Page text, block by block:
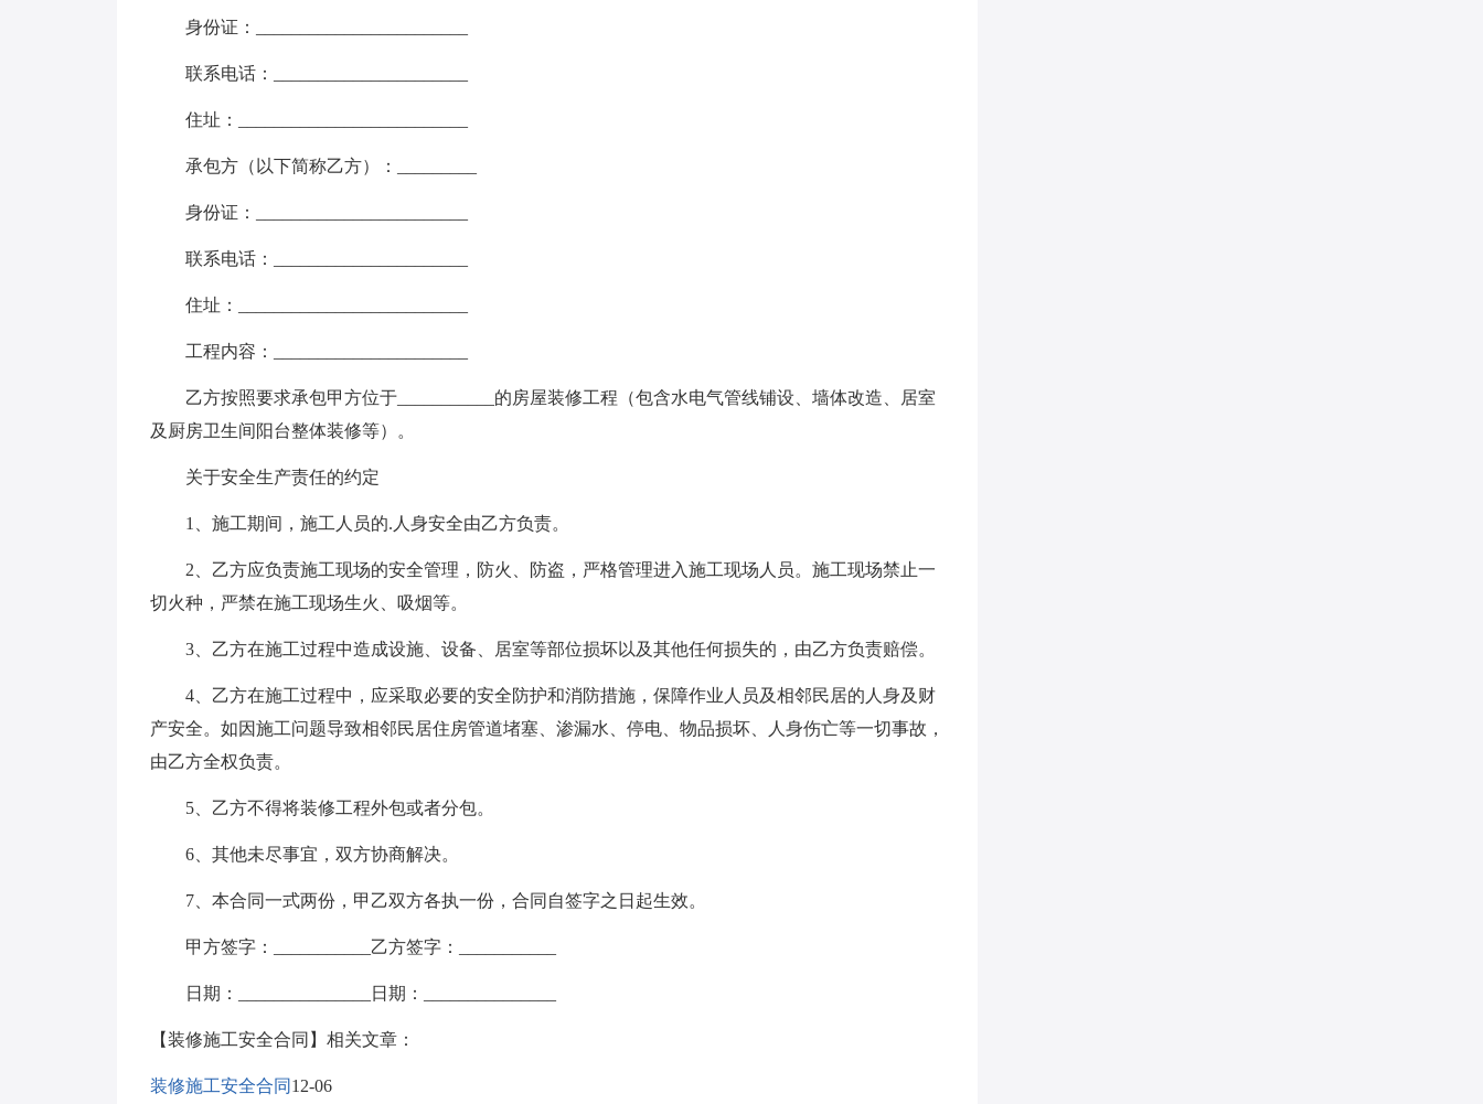
身份证：________________________
联系电话：______________________
住址：__________________________
承包方（以下简称乙方）：_________
身份证：________________________
联系电话：______________________
住址：__________________________
工程内容：______________________
乙方按照要求承包甲方位于___________的房屋装修工程（包含水电气管线铺设、墙体改造、居室
及厨房卫生间阳台整体装修等）。
关于安全生产责任的约定
1、施工期间，施工人员的.人身安全由乙方负责。
2、乙方应负责施工现场的安全管理，防火、防盗，严格管理进入施工现场人员。施工现场禁止一
切火种，严禁在施工现场生火、吸烟等。
3、乙方在施工过程中造成设施、设备、居室等部位损坏以及其他任何损失的，由乙方负责赔偿。
4、乙方在施工过程中，应采取必要的安全防护和消防措施，保障作业人员及相邻民居的人身及财
产安全。如因施工问题导致相邻民居住房管道堵塞、渗漏水、停电、物品损坏、人身伤亡等一切事故，
由乙方全权负责。
5、乙方不得将装修工程外包或者分包。
6、其他未尽事宜，双方协商解决。
7、本合同一式两份，甲乙双方各执一份，合同自签字之日起生效。
甲方签字：___________乙方签字：___________
日期：_______________日期：_______________
【装修施工安全合同】相关文章：
装修施工安全合同 12-06